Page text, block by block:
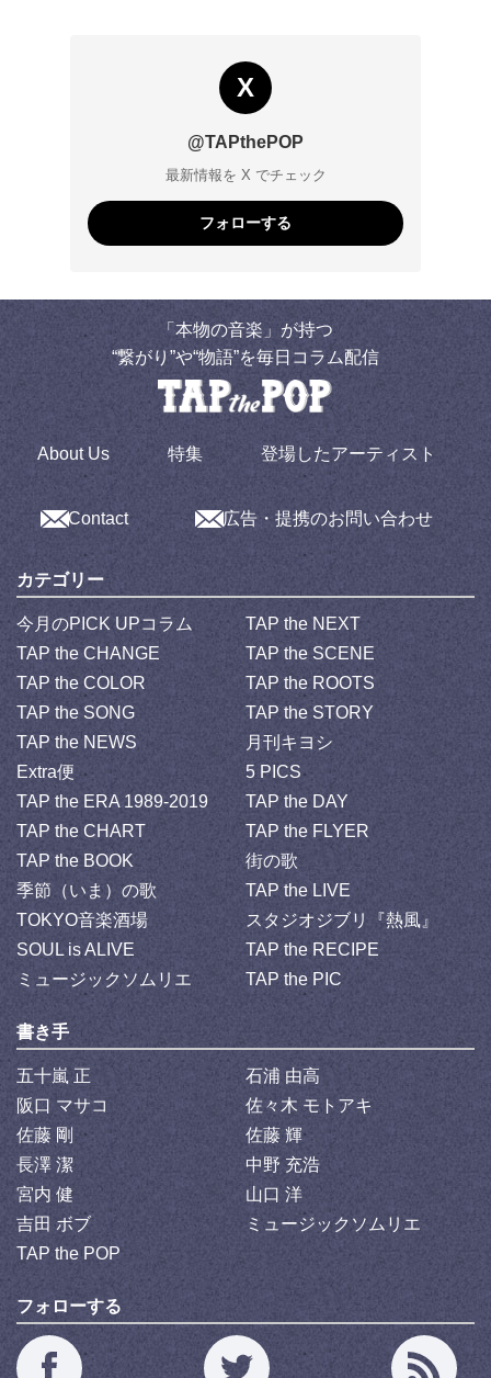
X
@TAPthePOP
最新情報を X でチェック
フォローする
「本物の音楽」が持つ
“繋がり”や“物語”を毎日コラム配信
About Us 特集 登場したアーティスト
Contact 広告・提携のお問い合わせ
カテゴリー
今月のPICK UPコラム
TAP the NEXT
TAP the CHANGE
TAP the SCENE
TAP the COLOR
TAP the ROOTS
TAP the SONG
TAP the STORY
TAP the NEWS
月刊キヨシ
Extra便
5 PICS
TAP the ERA 1989-2019
TAP the DAY
TAP the CHART
TAP the FLYER
TAP the BOOK
街の歌
季節（いま）の歌
TAP the LIVE
TOKYO音楽酒場
スタジオジブリ『熱風』
SOUL is ALIVE
TAP the RECIPE
ミュージックソムリエ
TAP the PIC
書き手
五十嵐 正
石浦 由高
阪口 マサコ
佐々木 モトアキ
佐藤 剛
佐藤 輝
長澤 潔
中野 充浩
宮内 健
山口 洋
吉田 ボブ
ミュージックソムリエ
TAP the POP
フォローする